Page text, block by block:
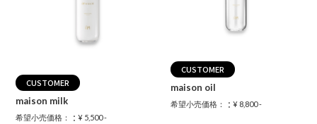
CUSTOMER
maison milk
希望小売価格： ：¥ 5,500 -
CUSTOMER
maison oil
希望小売価格： ：¥ 8,800 -